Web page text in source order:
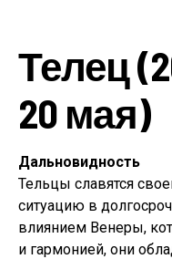
Телец
20 мая)
Дальновидность
Тельцы славятся
ситуацию в
влиянием Венеры,
и гармонией, они